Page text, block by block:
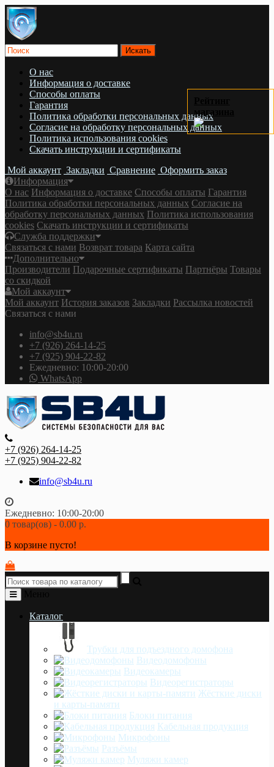
О нас
Информация о доставке
Cпособы оплаты
Гарантия
Политика обработки персональных данных
Согласие на обработку персональных данных
Политика использования cookies
Скачать инструкции и сертификаты
Мой аккаунт Закладки Сравнение Оформить заказ
Информация
О нас Информация о доставке Cпособы оплаты Гарантия
Политика обработки персональных данных Согласие на
обработку персональных данных Политика использования
cookies Скачать инструкции и сертификаты
Служба поддержки
Связаться с нами Возврат товара Карта сайта
Дополнительно
Производители Подарочные сертификаты Партнёры Товары
со скидкой
Мой аккаунт
Мой аккаунт История заказов Закладки Рассылка новостей
Связаться с нами
info@sb4u.ru
+7 (926) 264-14-25
+7 (925) 904-22-82
Ежедневно: 10:00-20:00
WhatsApp
+7 (926) 264-14-25
+7 (925) 904-22-82
info@sb4u.ru
Ежедневно: 10:00-20:00
0 товар(ов) - 0.00 р.
В корзине пусто!
Каталог
Трубки для подъездного домофона
Видеодомофоны
Видеокамеры
Видеорегистраторы
Жёсткие диски
и карты-памяти
Блоки питания
Кабельная продукция
Микрофоны
Разъёмы
Муляжи камер